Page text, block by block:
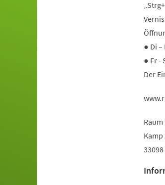
● Di –
● Fr -
Der